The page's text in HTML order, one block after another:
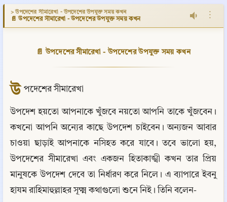
> উপদেশের সীমারেখা - উপদেশের উপযুক্ত সময় কখন
📄 উপদেশের সীমারেখা - উপদেশের উপযুক্ত সময় কখন ⋮
📄 উপদেশের সীমারেখা - উপদেশের উপযুক্ত সময় কখন
উ পদেশের সীমারেখা
উপদেশ হয়তো আপনাকে খুঁজবে নয়তো আপনি তাকে খুঁজবেন।
কখনো আপনি অন্যের কাছে উপদেশ চাইবেন। অন্যজন আবার
চাওয়া ছাড়াই আপনাকে নসিহত করে যাবে। তবে ভালো হয়,
উপদেশের সীমারেখা এবং একজন হিতাকাঙ্খী কখন তার প্রিয়
মানুষকে উপদেশ দেবে তা নির্ধারণ করে নিলে। এ ব্যাপারে ইবনু
হাযম রাহিমাহুল্লাহর সূক্ষ্ম কথাগুলো শুনে নিই। তিনি বলেন-